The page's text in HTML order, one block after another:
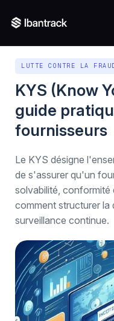
LUTTE CONTRE LA
KYS (Know
guide
fournisseurs
Le KYS désigne
de s'assurer qu'un
solvabilité, conformité
comment structurer la
surveillance continue.